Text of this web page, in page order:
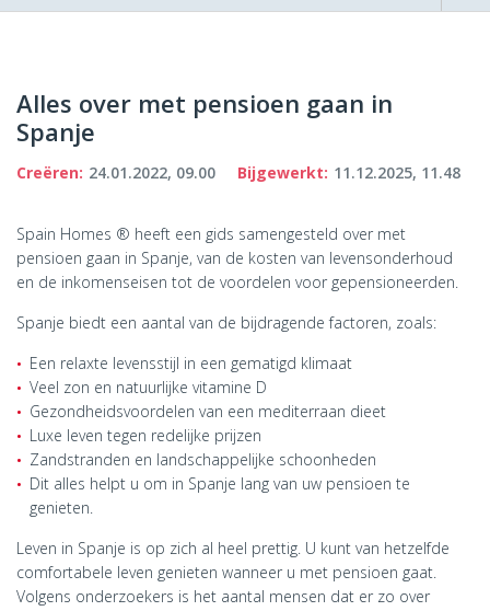
Alles over met pensioen gaan in
Spanje
Creëren: 24.01.2022, 09.00 Bijgewerkt: 11.12.2025, 11.48
Spain Homes ® heeft een gids samengesteld over met
pensioen gaan in Spanje, van de kosten van levensonderhoud
en de inkomenseisen tot de voordelen voor gepensioneerden.
Spanje biedt een aantal van de bijdragende factoren, zoals:
Een relaxte levensstijl in een gematigd klimaat
Veel zon en natuurlijke vitamine D
Gezondheidsvoordelen van een mediterraan dieet
Luxe leven tegen redelijke prijzen
Zandstranden en landschappelijke schoonheden
Dit alles helpt u om in Spanje lang van uw pensioen te
genieten.
Leven in Spanje is op zich al heel prettig. U kunt van hetzelfde
comfortabele leven genieten wanneer u met pensioen gaat.
Volgens onderzoekers is het aantal mensen dat er zo over